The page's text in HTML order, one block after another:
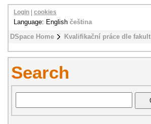
DSpace Home Kvalifikační práce dle fakult
Login cookies
Language: English čeština
Search